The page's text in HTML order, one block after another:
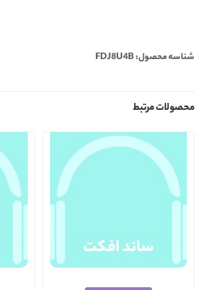
شناسه محصول: FDJ8U4B
محصولات مرتبط